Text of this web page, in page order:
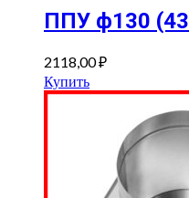
ППУ ф130
2118,00₽
Купить